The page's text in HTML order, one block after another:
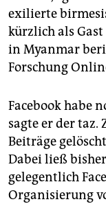
exilierte
kürzlich als Gast
in Myanmar
Forschung
Facebook habe
sagte er der
Beiträge
Dabei ließ
gelegentlich
Organisierung